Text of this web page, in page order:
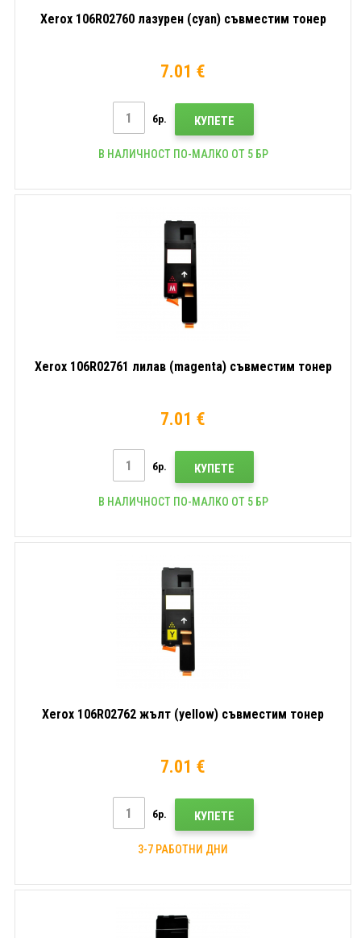
Xerox 106R02760 лазурен (cyan) съвместим тонер
7.01 €
бр. КУПЕТЕ
В НАЛИЧНОСТ ПО-МАЛКО ОТ 5 БР
Xerox 106R02761 лилав (magenta) съвместим тонер
7.01 €
бр. КУПЕТЕ
В НАЛИЧНОСТ ПО-МАЛКО ОТ 5 БР
Xerox 106R02762 жълт (yellow) съвместим тонер
7.01 €
бр. КУПЕТЕ
3-7 РАБОТНИ ДНИ